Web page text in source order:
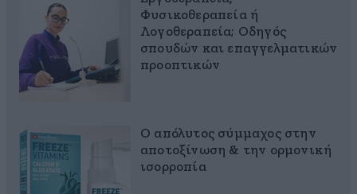
Φυσικοθεραπεία ή
Λογοθεραπεία; Οδηγός
σπουδών και επαγγελματικών
προοπτικών
Ο απόλυτος σύμμαχος στην
αποτοξίνωση & την ορμονική
ισορροπία